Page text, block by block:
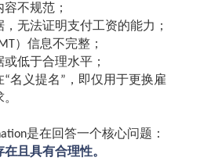
不规范；
无法证明支付工资的能力；
）信息不完整；
低于合理水平；
“名义提名” ，即仅用于更换雇
是在回答一个核心问题：
且具有合理性。